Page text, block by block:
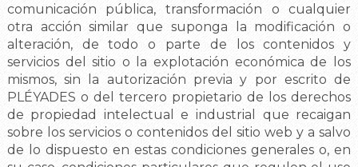
comunicación pública, transformación o cualquier
otra acción similar que suponga la modificación o
alteración, de todo o parte de los contenidos y
servicios del sitio o la explotación económica de los
mismos, sin la autorización previa y por escrito de
PLÉYADES o del tercero propietario de los derechos
de propiedad intelectual e industrial que recaigan
sobre los servicios o contenidos del sitio web y a salvo
de lo dispuesto en estas condiciones generales o, en